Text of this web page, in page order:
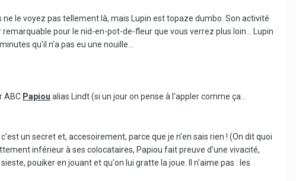
le voyez pas tellement là, mais Lupin est topaze dumbo. Son activité
pour le nid-en-pot-de-fleur que vous verrez plus loin... Lupin
qu'il n'a pas eu une nouille...
ABC Papiou alias Lindt (si un jour on pense à l'appler comme ça...
un secret et, accesoirement, parce que je n'en sais rien ! (On dit quoi
inférieur à ses colocataires, Papiou fait preuve d'une vivacité,
pouiker en jouant et qu'on lui gratte la joue. Il n'aime pas : les